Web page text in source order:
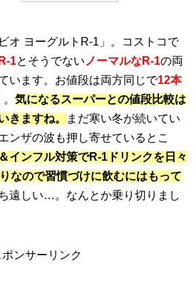
オ ヨーグルトR-1」。コストコで
1とそうでない ノーマルなR-1の両
います。お値段は両方同じで12本
。 気になるスーパーとの値段比較は
きますね。
まだ寒い冬が続いてい
ンザの波も押し寄せているとこ
インフル対策でR-1ドリンクを日々
なので習慣づけに飲むにはもって
遠しい…。なんとか乗り切りまし
ポンサーリンク